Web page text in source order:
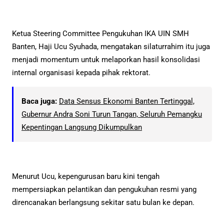
Ketua Steering Committee Pengukuhan IKA UIN SMH
Banten, Haji Ucu Syuhada, mengatakan silaturrahim itu juga
menjadi momentum untuk melaporkan hasil konsolidasi
internal organisasi kepada pihak rektorat.
Baca juga: Data Sensus Ekonomi Banten Tertinggal,
Gubernur Andra Soni Turun Tangan, Seluruh Pemangku
Kepentingan Langsung Dikumpulkan
Menurut Ucu, kepengurusan baru kini tengah
mempersiapkan pelantikan dan pengukuhan resmi yang
direncanakan berlangsung sekitar satu bulan ke depan.